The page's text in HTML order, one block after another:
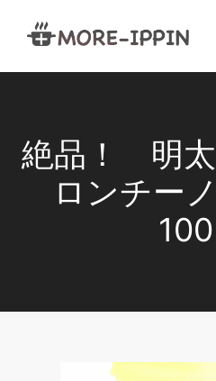
絶品！ 明
ロンチー
100